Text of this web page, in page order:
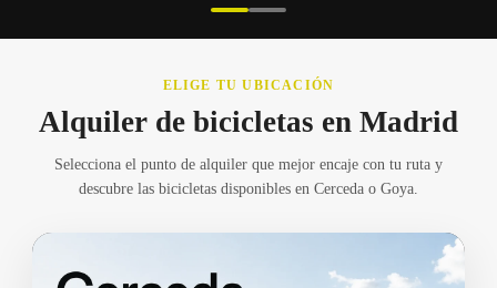
ELIGE TU UBICACIÓN
Alquiler de bicicletas en Madrid
Selecciona el punto de alquiler que mejor encaje con tu ruta y
descubre las bicicletas disponibles en Cerceda o Goya.